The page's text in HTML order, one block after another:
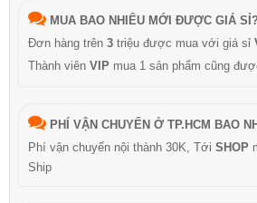
MUA BAO NHIÊU MỚI ĐƯỢC GIÁ SỈ?
Đơn hàng trên 3 triệu được mua với giá sỉ
Thành viên VIP mua 1 sản phẩm cũng
PHÍ VẬN CHUYỂN Ở TP.HCM BAO
Phí vận chuyển nội thành 30K, Tới SHOP
Ship